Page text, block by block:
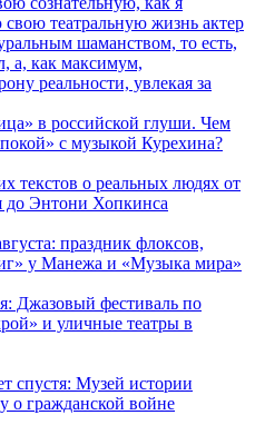
театральную жизнь актер
шаманством, то есть,
а, как максимум,
реальности, увлекая за
в российской глуши. Чем
с музыкой Курехина?
текстов о реальных людях от
до Энтони Хопкинса
праздник флоксов,
у Манежа и «Музыка мира»
Джазовый фестиваль по
и уличные театры в
спустя: Музей истории
о гражданской войне